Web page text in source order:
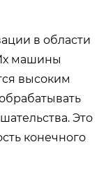
в области
машины
высоким
Это
конечного